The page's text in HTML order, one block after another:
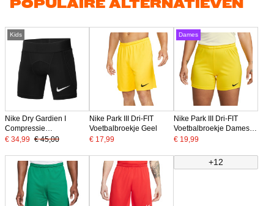
POPULAIRE ALTERNATIEVEN
Kids
Nike Dry Gardien I
Compressie
Keepersbroekje Kids
€ 34,99 € 45,00
Nike Park III Dri-FIT
Voetbalbroekje Geel
€ 17,99
Dames
Nike Park III Dri-FIT
Voetbalbroekje Dames
Geel
€ 19,99
+12